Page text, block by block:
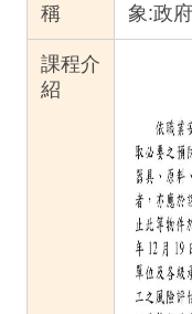
稱
象:政
課程介
紹